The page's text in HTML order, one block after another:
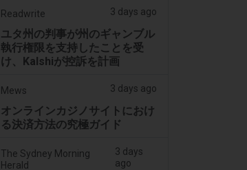
Readwrite 3 days ago
ユタ州の判事が州のギャンブル
執行権限を支持したことを受
け、Kalshiが控訴を計画
Mews 3 days ago
オンラインカジノサイトにおけ
る決済方法の究極ガイド
The Sydney Morning
Herald
3 days
ago